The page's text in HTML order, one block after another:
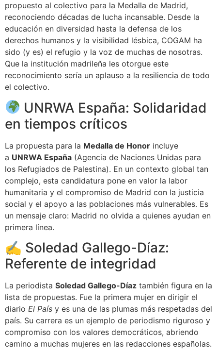
propuesto al colectivo para la Medalla de Madrid,
reconociendo décadas de lucha incansable. Desde la
educación en diversidad hasta la defensa de los
derechos humanos y la visibilidad lésbica, COGAM ha
sido (y es) el refugio y la voz de muchas de nosotras.
Que la institución madrileña les otorgue este
reconocimiento sería un aplauso a la resiliencia de todo
el colectivo.
UNRWA España: Solidaridad
en tiempos críticos
La propuesta para la Medalla de Honor incluye
a UNRWA España (Agencia de Naciones Unidas para
los Refugiados de Palestina). En un contexto global tan
complejo, esta candidatura pone en valor la labor
humanitaria y el compromiso de Madrid con la justicia
social y el apoyo a las poblaciones más vulnerables. Es
un mensaje claro: Madrid no olvida a quienes ayudan en
primera línea.
✍️ Soledad Gallego-Díaz:
Referente de integridad
La periodista Soledad Gallego-Díaz también figura en la
lista de propuestas. Fue la primera mujer en dirigir el
diario El País y es una de las plumas más respetadas del
país. Su carrera es un ejemplo de periodismo riguroso y
compromiso con los valores democráticos, abriendo
camino a muchas mujeres en las redacciones españolas.